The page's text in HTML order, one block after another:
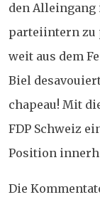
den
parteiintern zu
weit aus dem
Biel
chapeau! Mit
FDP Schweiz
Position
Die